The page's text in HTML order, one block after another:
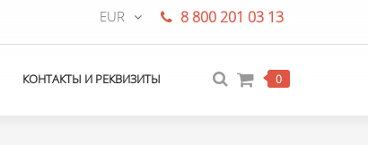
8 800 201 03 13
EUR
0
КОНТАКТЫ И РЕКВИЗИТЫ